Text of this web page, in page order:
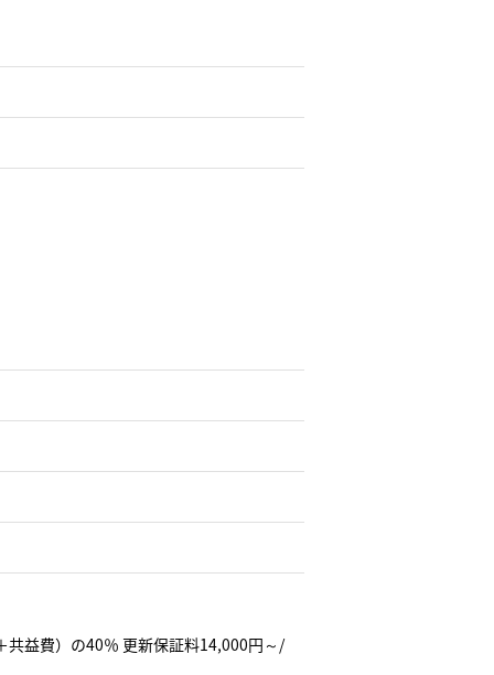
共益費）の40％ 更新保証料14,000円～/